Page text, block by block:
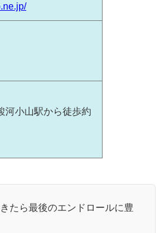
小山駅から徒歩約
たら最後のエンドロールに豊